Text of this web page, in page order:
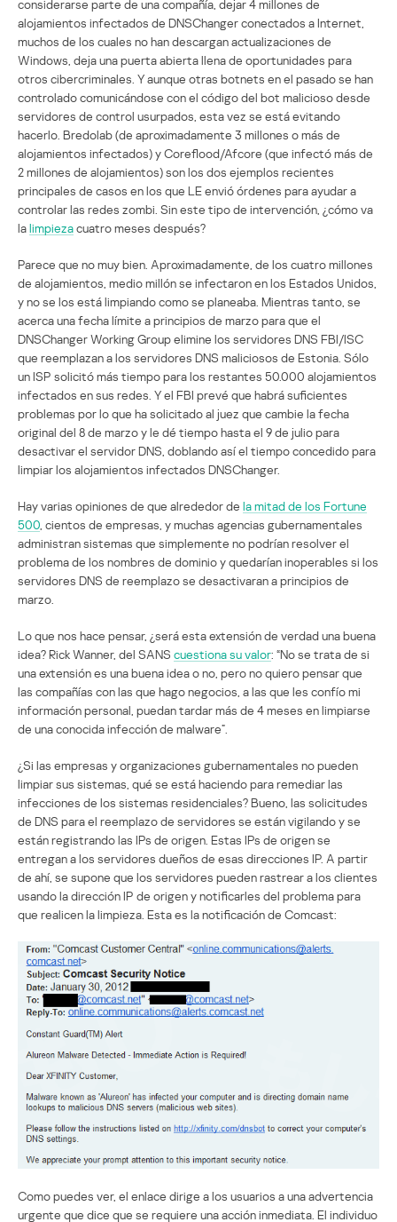
considerarse parte de una compañía, dejar 4 millones de
alojamientos infectados de DNSChanger conectados a Internet,
muchos de los cuales no han descargan actualizaciones de
Windows, deja una puerta abierta llena de oportunidades para
otros cibercriminales. Y aunque otras botnets en el pasado se han
controlado comunicándose con el código del bot malicioso desde
servidores de control usurpados, esta vez se está evitando
hacerlo. Bredolab (de aproximadamente 3 millones o más de
alojamientos infectados) y Coreflood/Afcore (que infectó más de
2 millones de alojamientos) son los dos ejemplos recientes
principales de casos en los que LE envió órdenes para ayudar a
controlar las redes zombi. Sin este tipo de intervención, ¿cómo va
lalimpiezacuatro meses después?
Parece que no muy bien. Aproximadamente, de los cuatro millones
de alojamientos, medio millón se infectaron en los Estados Unidos,
y no se los está limpiando como se planeaba. Mientras tanto, se
acerca una fecha límite a principios de marzo para que el
DNSChanger Working Group elimine los servidores DNS FBI/ISC
que reemplazan a los servidores DNS maliciosos de Estonia. Sólo
un ISP solicitó más tiempo para los restantes 50.000 alojamientos
infectados en sus redes. Y el FBI prevé que habrá suficientes
problemas por lo que ha solicitado al juez que cambie la fecha
original del 8 de marzo y le dé tiempo hasta el 9 de julio para
desactivar el servidor DNS, doblando así el tiempo concedido para
limpiar los alojamientos infectados DNSChanger.
Hay varias opiniones de que alrededor de la mitad de los Fortune
500 , cientos de empresas, y muchas agencias gubernamentales
administran sistemas que simplemente no podrían resolver el
problema de los nombres de dominio y quedarían inoperables si los
servidores DNS de reemplazo se desactivaran a principios de
marzo.
Lo que nos hace pensar, ¿será esta extensión de verdad una buena
idea? Rick Wanner, del SANS cuestiona su valor: “No se trata de si
una extensión es una buena idea o no, pero no quiero pensar que
las compañías con las que hago negocios, a las que les confío mi
información personal, puedan tardar más de 4 meses en limpiarse
de una conocida infección de malware”.
¿Si las empresas y organizaciones gubernamentales no pueden
limpiar sus sistemas, qué se está haciendo para remediar las
infecciones de los sistemas residenciales? Bueno, las solicitudes
de DNS para el reemplazo de servidores se están vigilando y se
están registrando las IPs de origen. Estas IPs de origen se
entregan a los servidores dueños de esas direcciones IP. A partir
de ahí, se supone que los servidores pueden rastrear a los clientes
usando la dirección IP de origen y notificarles del problema para
que realicen la limpieza. Esta es la notificación de Comcast:
Como puedes ver, el enlace dirige a los usuarios a una advertencia
urgente que dice que se requiere una acción inmediata. El individuo